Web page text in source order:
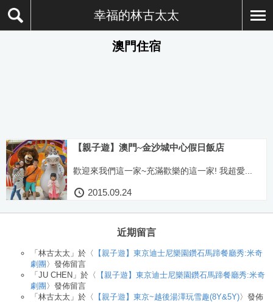
幸福的林古太太
澳門住宿
【親子遊】澳門~金沙城中心假日飯店
歡迎來我們這一家~充滿歡樂的這一家! 我超愛...
2015.09.24
近期留言
「 林古太太 」於〈
【親子遊】東京迪士尼樂園鑽石馬蹄餐廳秀:米奇
劇團 〉發佈留言
「 JU CHEN 」於〈
【親子遊】東京迪士尼樂園鑽石馬蹄餐廳秀:米奇
劇團 〉發佈留言
「 林古太太 」於〈 【親子遊】東京~越後湯澤玩雪趣(8Y&5Y)〉發佈